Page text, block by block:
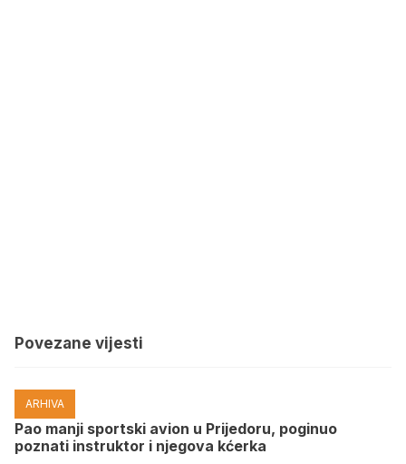
Povezane vijesti
ARHIVA
Pao manji sportski avion u Prijedoru, poginuo
poznati instruktor i njegova kćerka